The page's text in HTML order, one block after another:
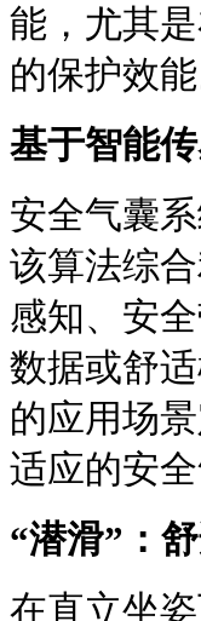
能，尤其
的保护效能
基于智能
安全气囊
该算法综
感知、安
数据或舒
的应用场
适应的安全
“潜滑”：
在直立坐